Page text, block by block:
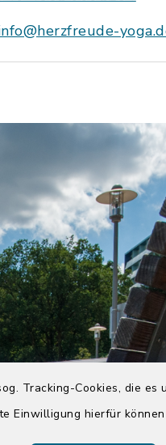
Tracking-Cookies, die
Einwilligung hierfür